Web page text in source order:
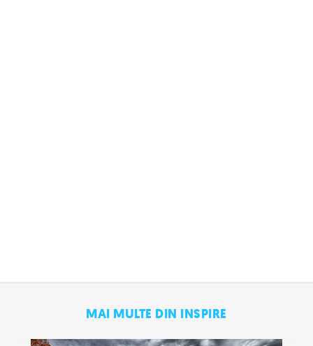
MAI MULTE DIN INSPIRE